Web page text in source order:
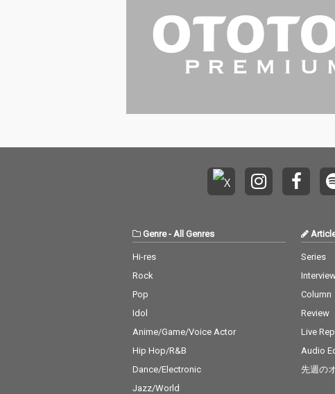
を通して表現されてい
を通して表現されてい
る。
Genre- All Genres
Hi-res
Rock
Pop
Idol
Anime/Game/Voice Actor
Hip Hop/R&B
Dance/Electronic
Jazz/World
Series
Column
Review
Live
Audio
先週の